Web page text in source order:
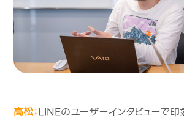
高松：LINEのユーザーインタビューで印